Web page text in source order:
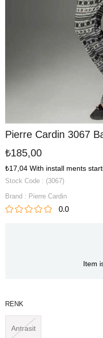
Pierre Cardin 3067
₺185,00
₺17,04 With install ments
Stock Code
(3067)
Brand : Pierre Cardin
0.0
Item
RENK
Antrasit